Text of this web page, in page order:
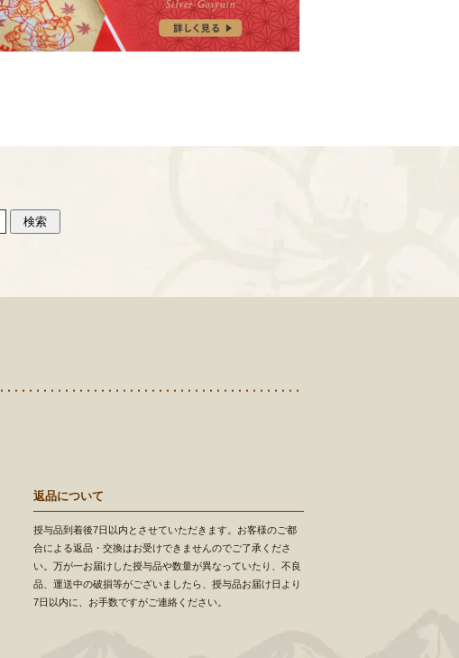
返品について
授与品到着後7日以内とさせていただきます。お客様のご都
合による返品・交換はお受けできませんのでご了承くださ
い。万が一お届けした授与品や数量が異なっていたり、不良
品、運送中の破損等がございましたら、授与品お届け日より
7日以内に、お手数ですがご連絡ください。